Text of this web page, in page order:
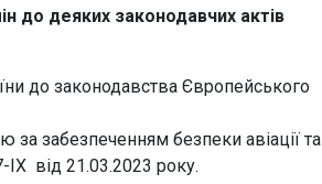
до деяких законодавчих актів
до законодавства Європейського
забезпеченням безпеки авіації та
ІХ від 21.03.2023 року.